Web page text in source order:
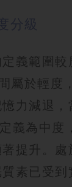
義範圍較
屬於輕度
力減退
義為中度
提升。處
素已受